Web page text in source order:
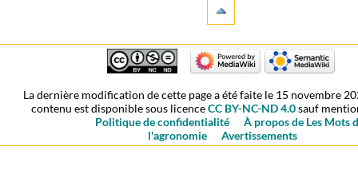
La dernière modification de cette page a été faite le 15 novembre
contenu est disponible sous licenceCC BY-NC-ND 4.0sauf
Politique de confidentialité
À propos de Les Mots
l'agronomie
Avertissements